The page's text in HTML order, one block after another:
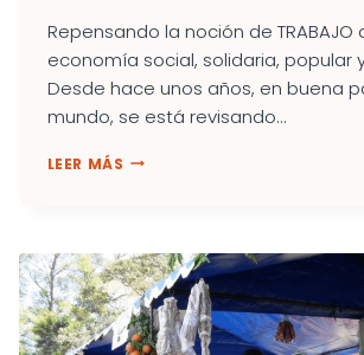
Repensando la noción de TRABAJO
economía social, solidaria, popular
Desde hace unos años, en buena
mundo, se está revisando...
LEER MÁS ¿QUÉ
EN
NUESTRAS
SOCIEDADES?